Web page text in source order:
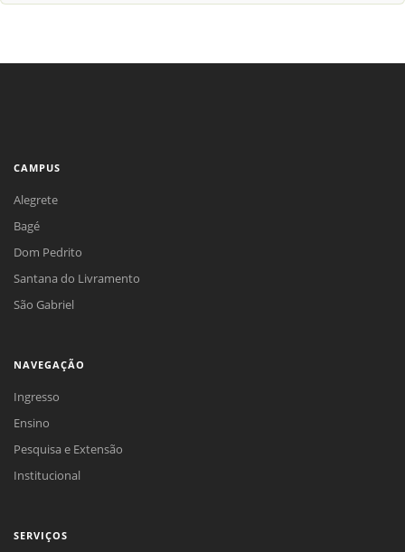
CAMPUS
Alegrete
Bagé
Dom Pedrito
Santana do Livramento
São Gabriel
NAVEGAÇÃO
Ingresso
Ensino
Pesquisa e Extensão
Institucional
SERVIÇOS